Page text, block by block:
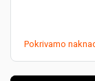
Pokrivamo